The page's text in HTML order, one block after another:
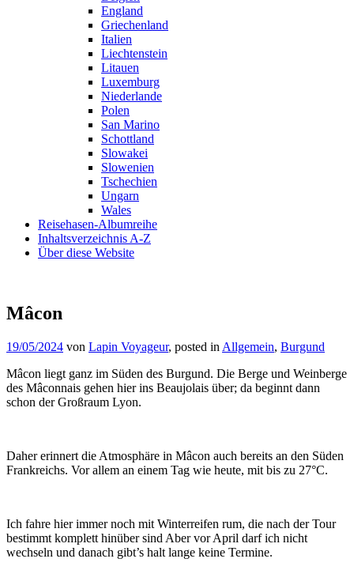
England
Griechenland
Italien
Liechtenstein
Litauen
Luxemburg
Niederlande
Polen
San Marino
Schottland
Slowakei
Slowenien
Tschechien
Ungarn
Wales
Reisehasen-Albumreihe
Inhaltsverzeichnis A-Z
Über diese Website
Mâcon
19/05/2024 von Lapin Voyageur, posted in Allgemein, Burgund
Mâcon liegt ganz im Süden des Burgund. Die Berge und Weinberge
des Mâconnais gehen hier ins Beaujolais über; da beginnt dann
schon der Großraum Lyon.
Daher erinnert die Atmosphäre in Mâcon auch bereits an den Süden
Frankreichs. Vor allem an einem Tag wie heute, mit bis zu 27°C.
Ich fahre hier immer noch mit Winterreifen rum, die nach der Tour
bestimmt komplett hinüber sind Aber vor April darf ich nicht
wechseln und danach gibt’s halt lange keine Termine.